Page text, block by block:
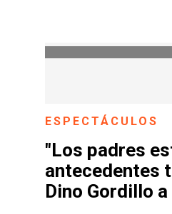
ESPECTÁCULOS
"Los padres
antecedentes
Dino Gordillo